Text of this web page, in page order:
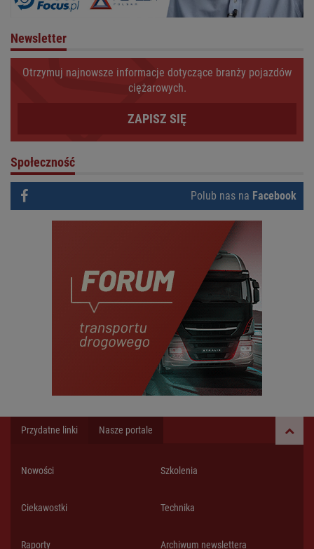
Newsletter
Otrzymuj najnowsze informacje dotyczące branży pojazdów
ciężarowych.
ZAPISZ SIĘ
Społeczność
Polub nas na Facebook
Przydatne linki Nasze portale
Nowości Szkolenia
Ciekawostki Technika
Raporty Archiwum newslettera